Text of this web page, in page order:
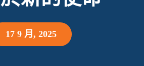
17 9 月, 2025